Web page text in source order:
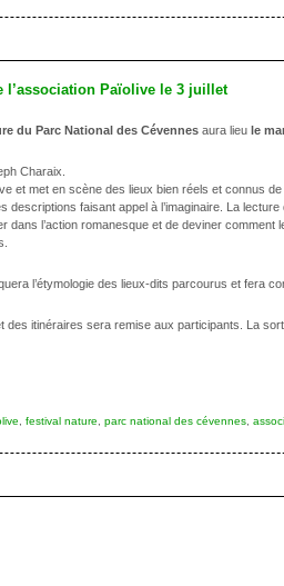
l’association Païolive le 3 juillet
du Parc National des Cévennes aura lieu le
Charaix.
et met en scène des lieux bien réels et connus de
faisant appel à l’imaginaire. La
l’action romanesque et de deviner comment
l’étymologie des lieux-dits parcourus et fera
des itinéraires sera remise aux participants. La
festival nature parc national des cévennes